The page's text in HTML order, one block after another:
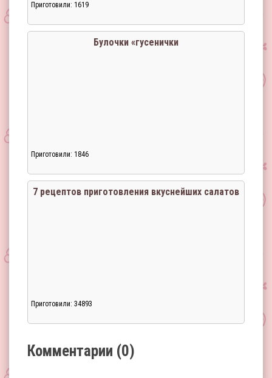
Приготовили: 1619
Булочки «гусенички
Приготовили: 1846
7 рецептов приготовления вкуснейших салатов
Приготовили: 34893
Комментарии (0)